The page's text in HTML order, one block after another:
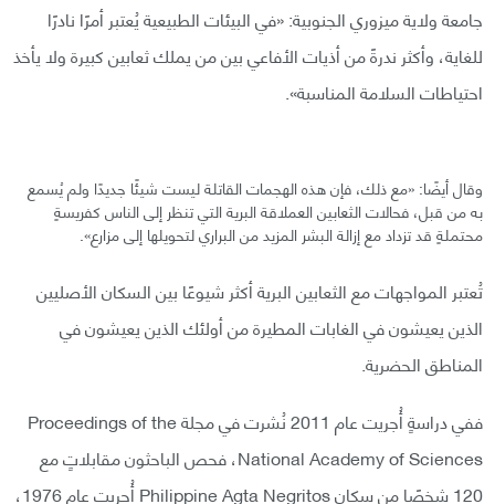
جامعة ولاية ميزوري الجنوبية: «في البيئات الطبيعية يُعتبر أمرًا نادرًا
للغاية، وأكثر ندرةً من أذيات الأفاعي بين من يملك ثعابين كبيرة ولا يأخذ
احتياطات السلامة المناسبة».
وقال أيضًا: «مع ذلك، فإن هذه الهجمات القاتلة ليست شيئًا جديدًا ولم يُسمع
به من قبل، فحالات الثعابين العملاقة البرية التي تنظر إلى الناس كفريسةٍ
محتملةٍ قد تزداد مع إزالة البشر المزيد من البراري لتحويلها إلى مزارع».
تُعتبر المواجهات مع الثعابين البرية أكثر شيوعًا بين السكان الأصليين
الذين يعيشون في الغابات المطيرة من أولئك الذين يعيشون في
المناطق الحضرية.
ففي دراسةٍ أُجريت عام 2011 نُشرت في مجلة Proceedings of the
National Academy of Sciences، فحص الباحثون مقابلاتٍ مع
120 شخصًا من سكان Philippine Agta Negritos أُجريت عام 1976،